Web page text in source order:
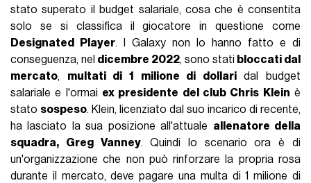
stato superato il budget salariale, cosa che è consentita
solo se si classifica il giocatore in questione come
Designated Player. I Galaxy non lo hanno fatto e di
conseguenza, nel dicembre 2022, sono stati bloccati dal
mercato, multati di 1 milione di dollaridal budget
salariale e l'ormai ex presidente del club Chris Klein è
stato sospeso. Klein, licenziato dal suo incarico di recente,
ha lasciato la sua posizione all'attuale allenatore della
squadra, Greg Vanney. Quindi lo scenario ora è di
un'organizzazione che non può rinforzare la propria rosa
durante il mercato, deve pagare una multa di 1 milione di